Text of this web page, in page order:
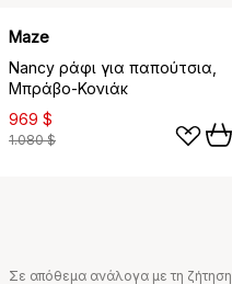
Maze
Nancy ράφι για παπούτσια,
Μπράβο-Κονιάκ
969 $
1.080 $
Σε απόθεμα ανάλογα με τη ζήτηση